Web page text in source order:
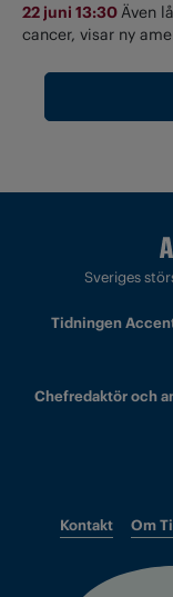
22 juni 13:30Även
cancer, visar ny
Sveriges
Tidningen
Chefredaktör och
Kontakt Om